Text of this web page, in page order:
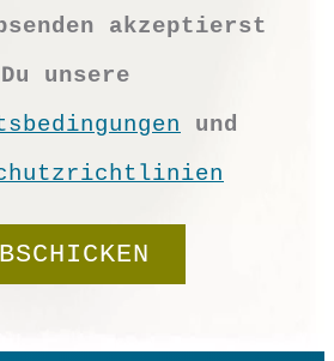
akzeptierst
Du unsere
und